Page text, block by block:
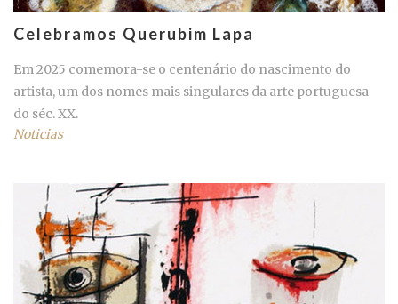
Celebramos Querubim Lapa
Em 2025 comemora-se o centenário do nascimento do
artista, um dos nomes mais singulares da arte portuguesa
do séc. XX.
Noticias